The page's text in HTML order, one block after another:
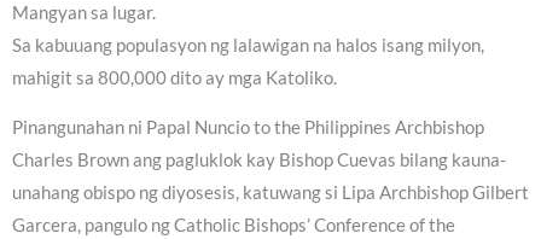
Mangyan sa lugar.
Sa kabuuang populasyon ng lalawigan na halos isang milyon,
mahigit sa 800,000 dito ay mga Katoliko.
Pinangunahan ni Papal Nuncio to the Philippines Archbishop
Charles Brown ang pagluklok kay Bishop Cuevas bilang kauna-
unahang obispo ng diyosesis, katuwang si Lipa Archbishop Gilbert
Garcera, pangulo ng Catholic Bishops’ Conference of the